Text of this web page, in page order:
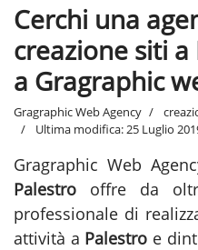
Cerchi una
creazione siti
a Gragraphic
Gragraphic Web Agency
Ultima modifica: 25 Luglio
Gragraphic Web
Palestro offre da
professionale di
attività a Palestro e